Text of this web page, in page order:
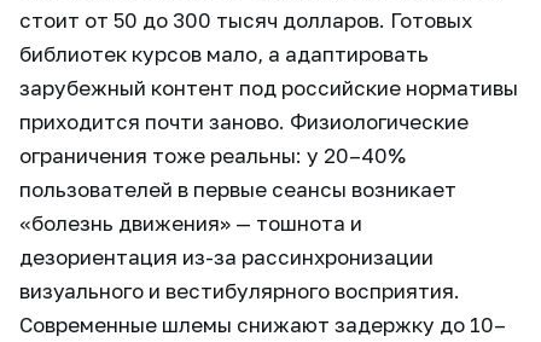
стоит от 50 до 300 тысяч долларов. Готовых
библиотек курсов мало, а адаптировать
зарубежный контент под российские нормативы
приходится почти заново. Физиологические
ограничения тоже реальны: у 20–40%
пользователей в первые сеансы возникает
«болезнь движения» — тошнота и
дезориентация из-за рассинхронизации
визуального и вестибулярного восприятия.
Современные шлемы снижают задержку до 10–